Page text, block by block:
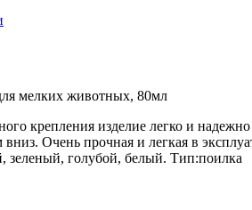
мелких животных, 80мл
крепления изделие легко и
вниз. Очень прочная и легкая в
зеленый, голубой, белый. Тип:поилка